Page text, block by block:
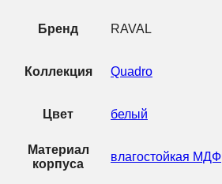
Бренд RAVAL
Коллекция Quadro
Цвет белый
Материал
корпуса
влагостойкая МДФ